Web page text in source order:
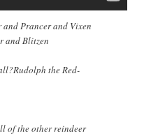
and Prancer and Vixen
and Blitzen
the Red-
of the other reindeer